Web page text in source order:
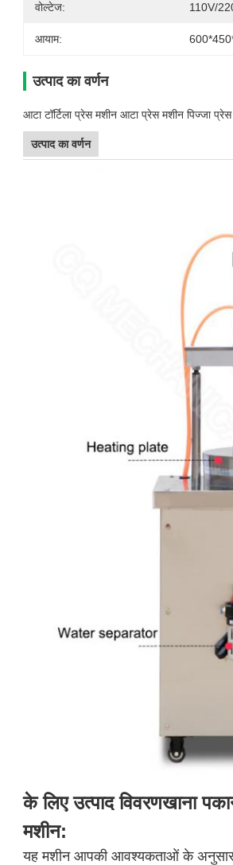
वोल्टेज: 110V/
आयाम:
उत्पाद का वर्णन
आटा टॉर्टिला प्रेस मशीन आटा प्रेस मशीन पिज्जा
उत्पाद का वर्णन
के लिए उत्पाद विवरणखाना
मशीन:
यह मशीन आपकी आवश्यकताओं के अनुसार